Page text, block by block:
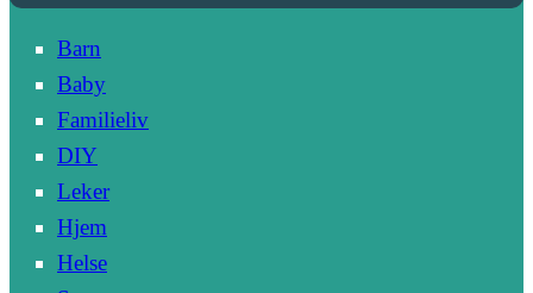
Barn
Baby
Familieliv
DIY
Leker
Hjem
Helse